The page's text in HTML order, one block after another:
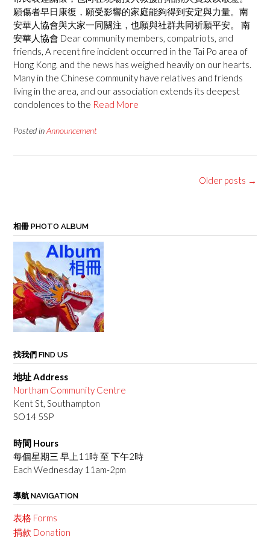
願傷者早日康復，願受影響的家庭能夠得到安定與力量。南
安華人協會與大家一同關注，也願與社群共同祈願平安。 南
安華人協會 Dear community members, compatriots, and
friends, A recent fire incident occurred in the Tai Po area of
Hong Kong, and the news has weighed heavily on our hearts.
Many in the Chinese community have relatives and friends
living in the area, and our association extends its deepest
condolences to the Read More
Posted inAnnouncement
Older posts →
相冊 PHOTO ALBUM
找我們 FIND US
地址 Address
Northam Community Centre
Kent St, Southampton
SO14 5SP
時間 Hours
每個星期三 早上11時 至 下午2時
Each Wednesday 11am-2pm
導航 NAVIGATION
表格 Forms
捐款 Donation